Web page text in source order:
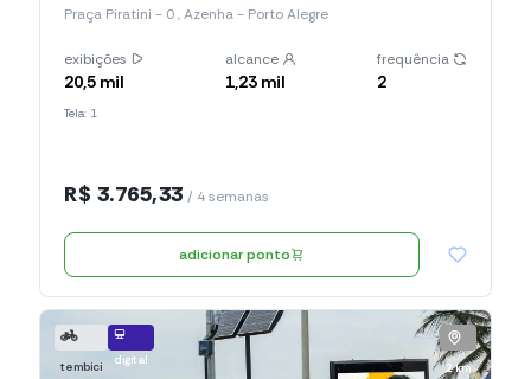
Praça Piratini - 0 , Azenha - Porto Alegre
exibições
20,5 mil
alcance
1,23 mil
frequência
2
Tela: 1
R$ 3.765,33 / 4 semanas
adicionar ponto
tembici digital
2 km